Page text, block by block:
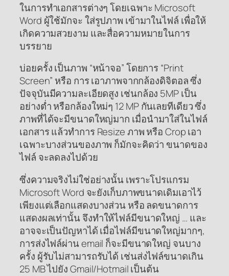
ในการทำเอกสารต่างๆ โดยเฉพาะ Microsoft
Word ผู้ใช้มักจะ ใส่รูปภาพ เข้ามาในไฟล์ เพื่อให้
เกิดความสวยงาม และสื่อความหมายในการ
บรรยาย
บ่อยครั้ง เป็นภาพ “หน้าจอ” โดยการ “Print
Screen” หรือ การ เอาภาพจากกล้องดิจิตอล ซึ่ง
ปัจจุบันมีความละเอียดสูง เช่นกล้อง 5MP เป็น
อย่างต่ำ หรือกล้องใหม่ๆ 12 MP กันเลยทีเดียว ซึ่ง
ภาพที่ได้จะมีขนาดใหญ่มาก เมื่อนำมาใส่ในไฟล์
เอกสาร แล้วทำการ Resize ภาพ หรือ Crop เอา
เฉพาะบางส่วนของภาพ ก็มักจะคิดว่า ขนาดของ
ไฟล์ จะลดลงไปด้วย
ซึ่งความจริงไม่ใช่อย่างนั้น เพราะโปรแกรม
Microsoft Word จะยังเก็บภาพขนาดเดิมเอาไว้
เพียงแต่เลือกแสดงบางส่วน หรือ ลดขนาดการ
แสดงผลเท่านั้น จึงทำให้ไฟล์มีขนาดใหญ่ … และ
อาจจะเป็นปัญหาได้ เมื่อไฟล์มีขนาดใหญ่มากๆ,
การส่งไฟล์ผ่าน email ก็จะมีขนาดใหญ่ จนบาง
ครั้ง ผู้รับไม่สามารถรับได้ เช่นส่งไฟล์ขนาดเกิน
25 MB ไปยัง Gmail/Hotmail เป็นต้น